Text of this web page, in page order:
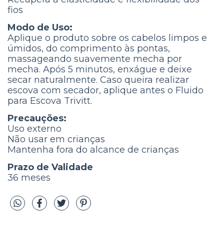
fios
Modo de Uso:
Aplique o produto sobre os cabelos limpos e
úmidos, do comprimento às pontas,
massageando suavemente mecha por
mecha. Após 5 minutos, enxágue e deixe
secar naturalmente. Caso queira realizar
escova com secador, aplique antes o Fluido
para Escova Trivitt.
Precauções:
Uso externo
Não usar em crianças
Mantenha fora do alcance de crianças
Prazo de Validade
36 meses